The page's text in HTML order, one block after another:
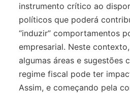
instrumento crítico ao
políticos que poderá
“induzir” comportamentos
empresarial. Neste
algumas áreas e sugestões
regime fiscal pode ter
Assim, e começando pela